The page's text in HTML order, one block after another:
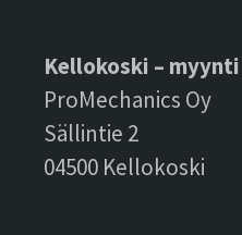
Kellokoski – myynti
ProMechanics Oy
Sällintie 2
04500 Kellokoski